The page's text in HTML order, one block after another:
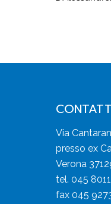
Via
presso ex
Verona
tel. 045
fax 045